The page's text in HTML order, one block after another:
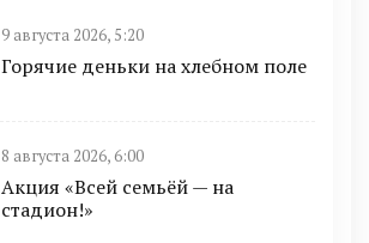
9 августа 2026, 5:20
Горячие деньки на хлебном поле
8 августа 2026, 6:00
Акция «Всей семьёй — на
стадион!»